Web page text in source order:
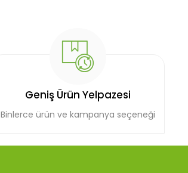
Geniş Ürün Yelpazesi
Binlerce ürün ve kampanya seçeneği